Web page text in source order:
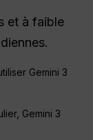
et à faible
Gemini 3
Gemini 3